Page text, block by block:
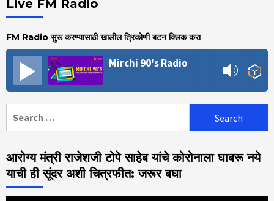
Live FM Radio
FM Radio सुरू करण्यासाठी खालील त्रिकोणी बटन क्लिक करा
Mirchi 90's Radio
आरोग्य मंत्री राजेशजी टोपे साहेब यांचे कोरोनाला घाबरू नये
याची ही सूंदर अशी चित्रफीत: जरूर बघा